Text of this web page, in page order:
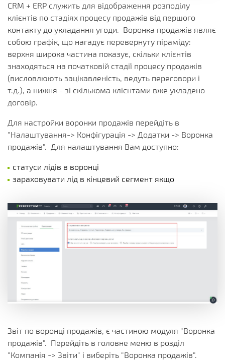
CRM + ERP служить для відображення розподілу
клієнтів по стадіях процесу продажів від першого
контакту до укладання угоди. Воронка продажів являє
собою графік, що нагадує перевернуту піраміду:
верхня широка частина показує, скільки клієнтів
знаходяться на початковій стадії процесу продажів
(висловлюють зацікавленість, ведуть переговори і
т.д.), а нижня - зі скількома клієнтами вже укладено
договір.
Для настройки воронки продажів перейдіть в
"Налаштування-> Конфігурація -> Додатки -> Воронка
продажів". Для налаштування Вам доступно:
статуси лідів в воронці
зараховувати лід в кінцевий сегмент якщо
Звіт по воронці продажів, є частиною модуля "Воронка
продажів". Перейдіть в головне меню в розділ
"Компанія -> Звіти" і виберіть "Воронка продажів".